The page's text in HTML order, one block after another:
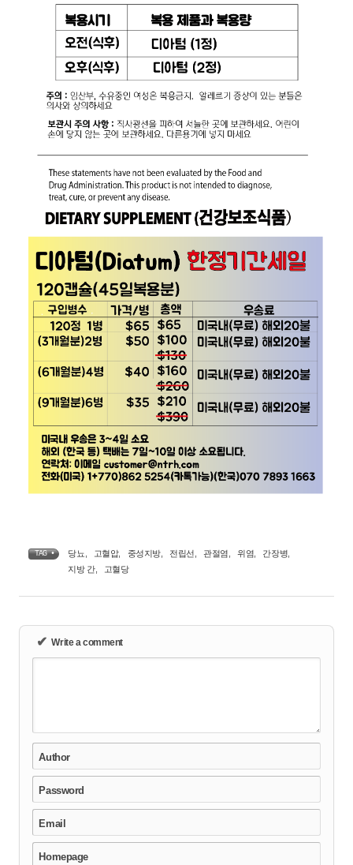
TAG • 당뇨 고혈압, 중성지방, 전립선 관절염 위염 간장병
지방 간, 고혈당
✔ Write a comment
Author
Password
Email
Homepage